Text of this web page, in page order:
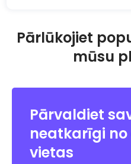
Pārlūkojiet
mūsu
Pārvaldiet
neatkarīgi
vietas